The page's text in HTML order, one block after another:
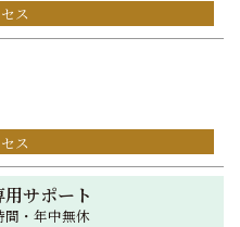
ス
ス
サポート
間・年中無休